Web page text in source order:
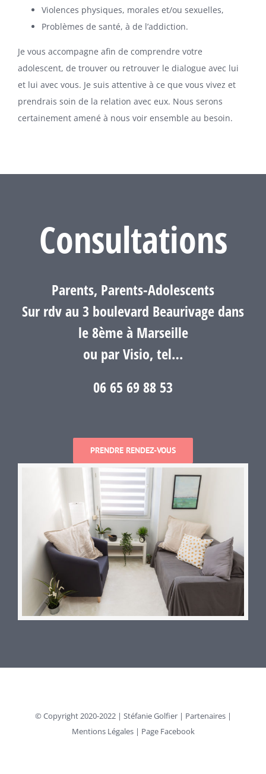
Violences physiques, morales et/ou sexuelles,
Problèmes de santé, à de l’addiction.
Je vous accompagne afin de comprendre votre
adolescent, de trouver ou retrouver le dialogue avec lui
et lui avec vous. Je suis attentive à ce que vous vivez et
prendrais soin de la relation avec eux. Nous serons
certainement amené à nous voir ensemble au besoin.
Consultations
Parents, Parents-Adolescents
Sur rdv au 3 boulevard Beaurivage dans
le 8ème à Marseille
ou par Visio, tel…
06 65 69 88 53
PRENDRE RENDEZ-VOUS
© Copyright 2020-2022 | Stéfanie Golfier| Partenaires|
Mentions Légales| Page Facebook